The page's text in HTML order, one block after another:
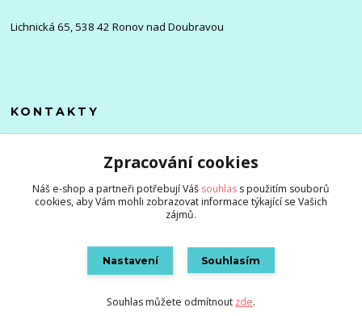
Lichnická 65, 538 42 Ronov nad Doubravou
KONTAKTY
+420 705 976 386
info@zlevnenizbozi.cz
Vytvořeno na Eshop-rychle.cz
Zpracování cookies
Náš e-shop a partneři potřebují Váš souhlas s použitím souborů
cookies, aby Vám mohli zobrazovat informace týkající se Vašich
zájmů.
Nastavení Souhlasím
Souhlas můžete odmítnout zde.